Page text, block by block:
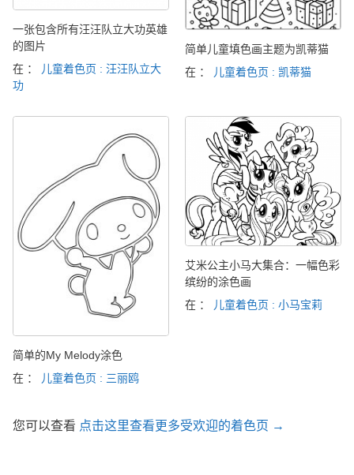
一张包含所有汪汪队立大功英雄
的图片
在 ：
儿童着色页 : 汪汪队立大
功
简单儿童填色画主题为凯蒂猫
在 ：
儿童着色页 : 凯蒂猫
简单的My Melody涂色
在 ：
儿童着色页 : 三丽鸥
艾米公主小马大集合：一幅色彩
缤纷的涂色画
在 ：
儿童着色页 : 小马宝莉
您可以查看 点击这里查看更多受欢迎的着色页 →